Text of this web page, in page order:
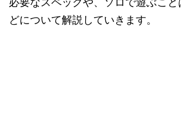
どについて解説していきます。